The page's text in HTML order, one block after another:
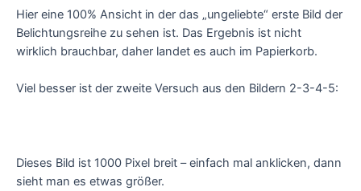
Hier eine 100% Ansicht in der das „ungeliebte“ erste Bild der
Belichtungsreihe zu sehen ist. Das Ergebnis ist nicht
wirklich brauchbar, daher landet es auch im Papierkorb.
Viel besser ist der zweite Versuch aus den Bildern 2-3-4-5:
Dieses Bild ist 1000 Pixel breit – einfach mal anklicken, dann
sieht man es etwas größer.